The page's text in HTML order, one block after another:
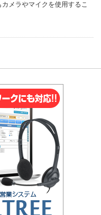
メラやマイクを使用するこ